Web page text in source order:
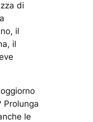
di
il
il
Prolunga
le